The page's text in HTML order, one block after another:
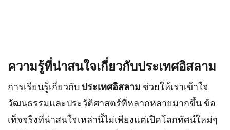
ความรู้ที่น่าสนใจเกี่ยวกับประเทศอิสลาม
การเรียนรู้เกี่ยวกับ ประเทศอิสลาม ช่วยให้เราเข้าใจ
วัฒนธรรมและประวัติศาสตร์ที่หลากหลายมากขึ้น ข้อ
เท็จจริงที่น่าสนใจเหล่านี้ไม่เพียงแต่เปิดโลกทัศน์ใหม่ๆ